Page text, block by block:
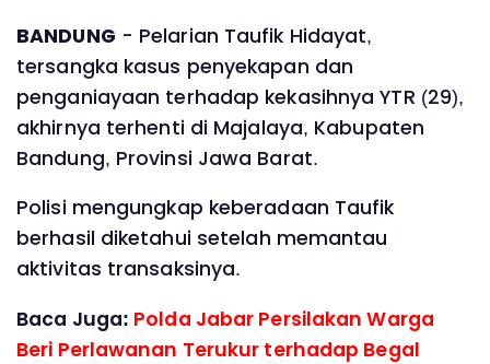
BANDUNG - Pelarian Taufik Hidayat,
tersangka kasus penyekapan dan
penganiayaan terhadap kekasihnya YTR (29),
akhirnya terhenti di Majalaya, Kabupaten
Bandung, Provinsi Jawa Barat.
Polisi mengungkap keberadaan Taufik
berhasil diketahui setelah memantau
aktivitas transaksinya.
Baca Juga: Polda Jabar Persilakan Warga
Beri Perlawanan Terukur terhadap Begal